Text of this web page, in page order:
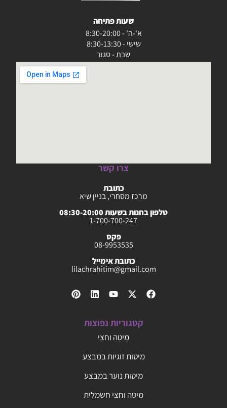
שעות פתיחה
א'-ה' - 8:30-20:00
שישי - 8:30-13:30
שבת - סגור
צרו קשר
כתובת
מרכז מסחרי, בניין שיא
טלפון בחנות בשעות 08:30-20:00
1-700-700-247
פקס
08-9953535
כתובת אימייל
lilachrahitim@gmail.com
קטגוריות נפוצות
מיטה וחצי
מיטות זוגיות במבצע
מיטות נוער במבצע
מיטה וחצי חשמלית